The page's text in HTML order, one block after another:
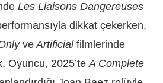
Les Liaisons Dangereuses
dikkat çekerken,
veArtificialfilmlerinde
Oyuncu, 2025’teA Complete